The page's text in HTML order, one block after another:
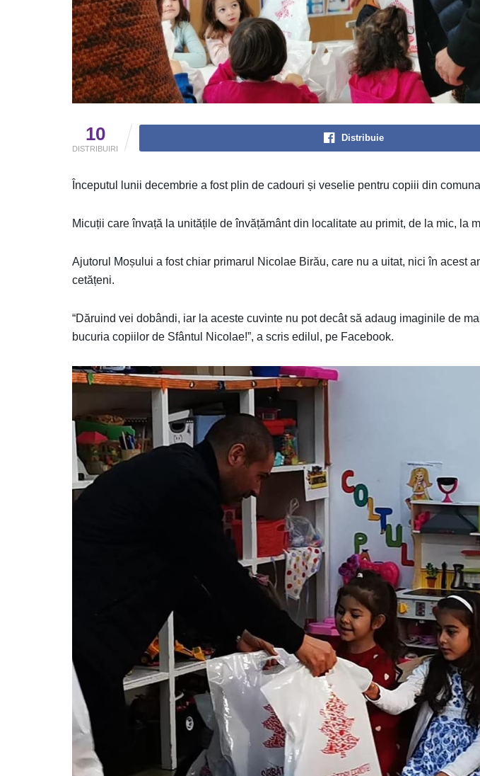
10
DISTRIBUIRI
Distribuie
Începutul lunii decembrie a fost plin de cadouri și veselie pentru copiii din
Micuții care învață la unitățile de învățământ din localitate au primit, de la mic, la
Ajutorul Moșului a fost chiar primarul Nicolae Birău, care nu a uitat, nici în acest
cetățeni.
“Dăruind vei dobândi, iar la aceste cuvinte nu pot decât să adaug imaginile de
bucuria copiilor de Sfântul Nicolae!”, a scris edilul, pe Facebook.